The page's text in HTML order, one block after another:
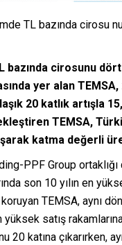
TL bazında cirosu
bazında cirosunu
yer alan
20 katlık artışla
TEMSA,
katma değerli
PPF Group
son 10 yılın en
TEMSA, aynı
satış
20 katına çıkarırken,